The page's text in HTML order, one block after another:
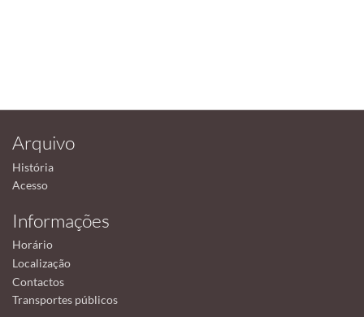
Arquivo
História
Acesso
Informações
Horário
Localização
Contactos
Transportes públicos